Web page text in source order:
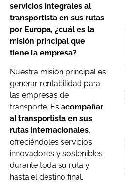
servicios integrales al
transportista en sus rutas
por Europa, ¿cuál es la
misión principal que
tiene la empresa?
Nuestra misión principal es
generar rentabilidad para
las empresas de
transporte. Es acompañar
al transportista en sus
rutas internacionales,
ofreciéndoles servicios
innovadores y sostenibles
durante toda su ruta y
hasta el destino final.